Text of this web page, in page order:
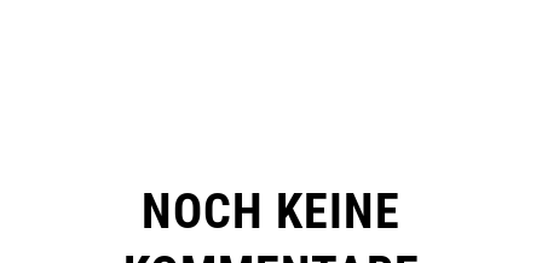
NOCH KEINE